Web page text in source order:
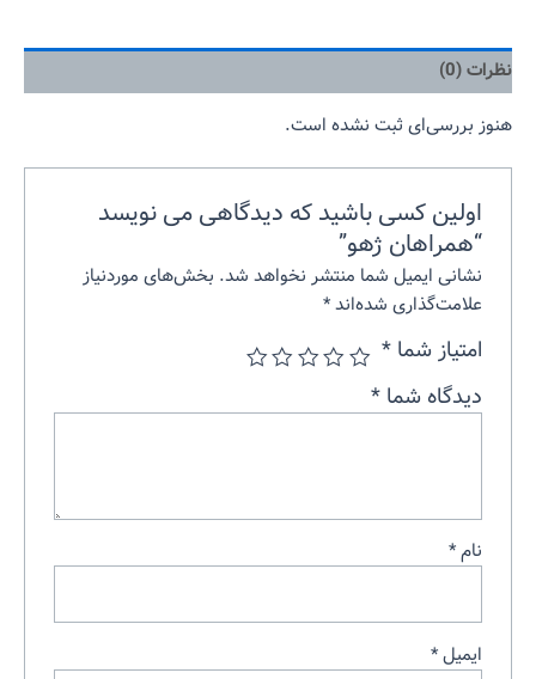
نظرات (0)
هنوز بررسی‌ای ثبت نشده است.
اولین کسی باشید که دیدگاهی می نویسد
“همراهان ژهو”
نشانی ایمیل شما منتشر نخواهد شد. بخش‌های موردنیاز
علامت‌گذاری شده‌اند*
امتیاز شما*
دیدگاه شما*
نام*
ایمیل*